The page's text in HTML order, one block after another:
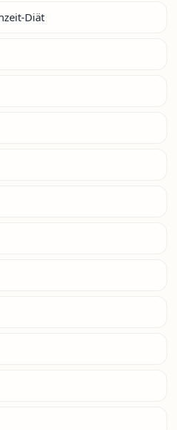
Diät